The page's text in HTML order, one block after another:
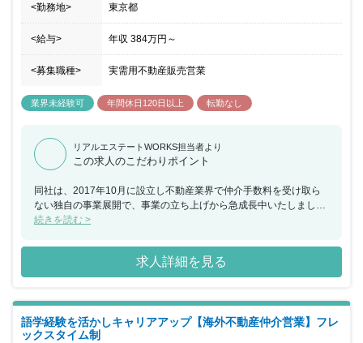
<勤務地> 東京都
<給与> 年収 384万円 ～
<募集職種> 実需用不動産販売営業
業界未経験可 年間休日120日以上 転勤なし
リアルエステートWORKS担当者より
この求人のこだわりポイント
同社は、2017年10月に設立し不動産業界で仲介手数料を受け取ら
ない独自の事業展開で、事業の立ち上げから急成長中いたしまし
た。着実に契約件数を伸ばし、現在のメンバーでは対応しきれない
お問い合わせいただいたお客様に対し、戸建・マンションなどの住
宅や土地をご提案していただける方を募集することとなりました。
同社は、中途入社率100％のため経験者のみならず未経験者の方で
介手数料が高いと思っていてお客様のためになんとかしたいと思っ
ていた方など業界内では通例となっている契約時に発生する仲介手
数料を受け取らないビジネスモデルのためご活躍いただける環境で
続きを読む >
求人詳細を見る
語学経験を活かしキャリアアップ【海外不動産仲介営業】フレ
ックスタイム制